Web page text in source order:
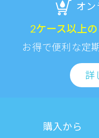
オン
2ケース以上
お得で便利な定
詳
購入から